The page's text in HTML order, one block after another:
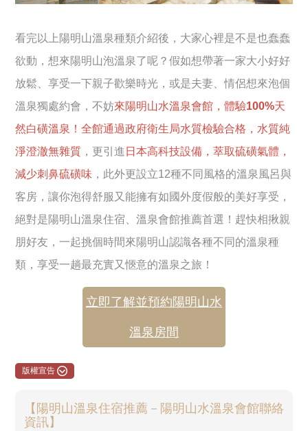
看完以上陽明山溫泉種類介紹後，大家心裡是不是也蠢蠢
欲動，想來陽明山泡溫泉了呢？假如想帶著一家大小好好
放鬆、享受一下親子歡樂時光，或是夫妻、情侶想來泡個
溫泉獨處約會，不妨來陽明山水溫泉會館，體驗100%天
然白磺溫泉！全館通過政府衛生局水質檢驗合格，水質純
淨澄澈無雜質 ，更引進 日本高科技設備，萃取硫磺氣體，
減少刺鼻硫磺味 ，此外更設立12種不同風格的溫泉風呂與
客房，讓你泡得舒服又能擁有如國外度假般的美好享受，
絕對是陽明山溫泉住宿、溫泉會館推薦首選！趕快相揪親
朋好友，一起挑個時間來陽明山認識各種不同的溫泉種
類，享受一趟最充實又愜意的溫泉之旅！
立即了解並預約陽明山水
溫泉房間
版權宣告
【陽明山溫泉住宿推薦－陽明山水溫泉會館聯絡
資訊】